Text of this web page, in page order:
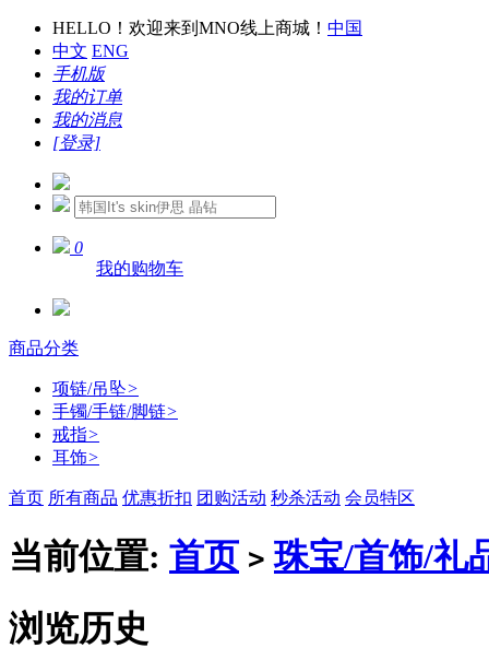
HELLO！欢迎来到MNO线上商城！ 中国
中文 ENG
手机版
我的订单
我的消息
[登录]
0
我的购物车
商品分类
项链/吊坠>
手镯/手链/脚链>
戒指>
耳饰>
首页 所有商品 优惠折扣 团购活动 秒杀活动 会员特区
当前位置: 首页 > 珠宝/首饰/礼
浏览历史